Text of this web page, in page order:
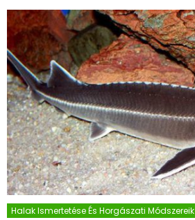
Halak Ismertetése És Horgászati Módszereik